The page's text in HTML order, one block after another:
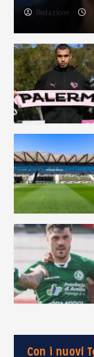
Redazione